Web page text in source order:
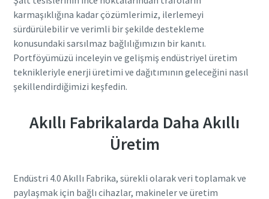
karmaşıklığına kadar çözümlerimiz, ilerlemeyi
sürdürülebilir ve verimli bir şekilde destekleme
konusundaki sarsılmaz bağlılığımızın bir kanıtı.
Portföyümüzü inceleyin ve gelişmiş endüstriyel üretim
teknikleriyle enerji üretimi ve dağıtımının geleceğini nasıl
şekillendirdiğimizi keşfedin.
Akıllı Fabrikalarda Daha Akıllı
Üretim
Endüstri 4.0 Akıllı Fabrika, sürekli olarak veri toplamak ve
paylaşmak için bağlı cihazlar, makineler ve üretim